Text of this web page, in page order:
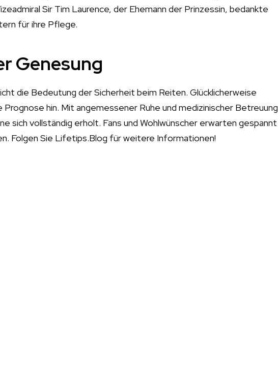
Sir Tim Laurence, der Ehemann der Prinzessin, bedankte
für ihre Pflege.
Genesung
die Bedeutung der Sicherheit beim Reiten. Glücklicherweise
hin. Mit angemessener Ruhe und medizinischer Betreuung
sich vollständig erholt. Fans und Wohlwünscher erwarten gespannt
Folgen Sie Lifetips.Blog für weitere Informationen!